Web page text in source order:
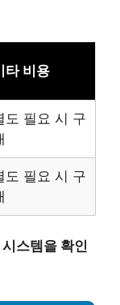
타 비용
도 필요 시 구
도 필요 시 구
스템을 확인